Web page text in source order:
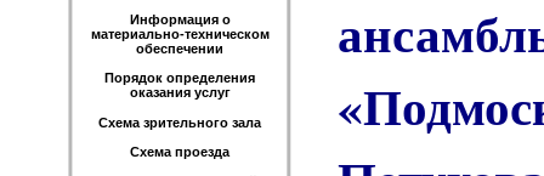
Информация о
материально-техническом
обеспечении
Порядок определения
оказания услуг
Схема зрительного зала
Схема проезда